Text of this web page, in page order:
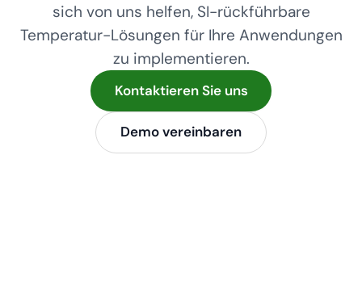
sich von uns helfen, SI-rückführbare
Temperatur-Lösungen für Ihre Anwendungen
zu implementieren.
Kontaktieren Sie uns
Demo vereinbaren